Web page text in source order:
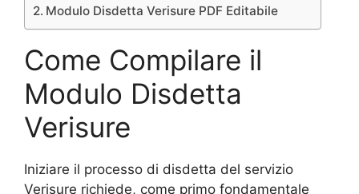
Modulo Disdetta Verisure PDF Editabile
Come Compilare il
Modulo Disdetta
Verisure
Iniziare il processo di disdetta del servizio
Verisure richiede, come primo fondamentale